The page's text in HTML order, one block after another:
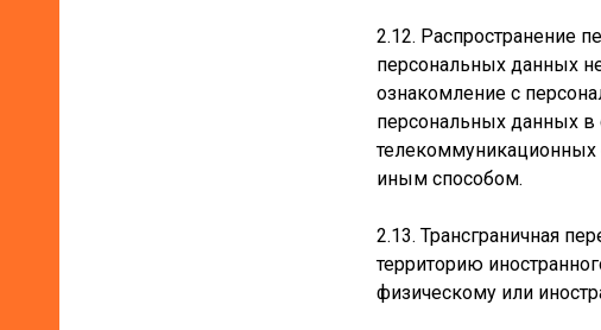
2.12. Распространение
персональных данных
ознакомление с
персональных данных
телекоммуникационных
иным способом.
2.13. Трансграничная
территорию
физическому или